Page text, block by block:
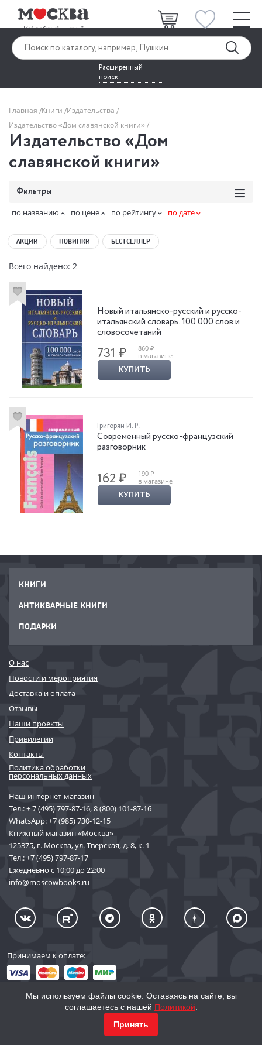
Расширенный
поиск
Главная Книги Издательства
Издательство «Дом славянской книги»
Издательство «Дом
славянской книги»
Фильтры
по названию по цене по рейтингу по дате
АКЦИИ НОВИНКИ БЕСТСЕЛЛЕР
Всего найдено: 2
Новый итальянско-русский и русско-
итальянский словарь. 100 000 слов и
словосочетаний
731 ₽
860 ₽
в магазине
КУПИТЬ
Григорян И. Р.
Современный русско-французский
разговорник
162 ₽
190 ₽
в магазине
КУПИТЬ
КНИГИ
АНТИКВАРНЫЕ КНИГИ
ПОДАРКИ
О нас
Новости и мероприятия
Доставка и оплата
Отзывы
Наши проекты
Привилегии
Контакты
Политика обработки
персональных данных
Наш интернет-магазин
Тел.:+ 7 (495) 797-87-16,8 (800) 101-87-16
WhatsApp:+7 (985) 730-12-15
Книжный магазин «Москва»
125375, г. Москва, ул. Тверская, д. 8, к. 1
Тел.:+7 (495) 797-87-17
Ежедневно с 10:00 до 22:00
info@moscowbooks.ru
Принимаем к оплате:
© 2002–2026 «Торговый Дом Книги «МОСКВА»
Мы используем файлы cookie. Оставаясь на сайте, вы
соглашаетесь с нашей Политикой
Принять